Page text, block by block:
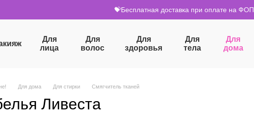
💝Бесплатная доставка при оплате на ФОП
Для
лица
Для
волос
Для
здоровья
Для
тела
Для
дома
Для дома Для стирки Смягчитель тканей
Ливеста